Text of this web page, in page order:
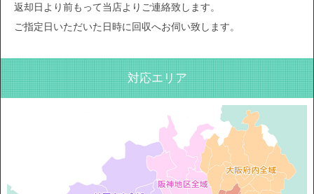
返却日より前もって当店よりご連絡致します。
ご指定日いただいた日時に回収へお伺い致します。
対応エリア